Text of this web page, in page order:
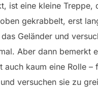
ist eine kleine
gekrabbelt, erst
Geländer und
Aber dann bemerkt
auch kaum eine Rolle
versuchen sie zu